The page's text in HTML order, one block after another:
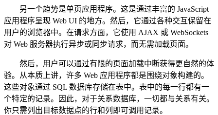
另一个趋势是单页应用程序。这是通过丰富的 JavaScript
应用程序呈现 Web UI 的地方。然后，它通过各种交互保留在
用户的浏览器中。在请求方面，它使用 AJAX 或 WebSockets
对 Web 服务器执行异步或同步请求，而无需加载页面。
然后，用户可以通过有限的页面加载中断获得更自然的体
验。从本质上讲，许多 Web 应用程序都是围绕对象构建的。
这些对象通过 SQL 数据库存储在表中。表中的每一行都有一
个特定的记录。因此，对于关系数据库，一切都与关系有关。
你只需列出目标数据点的行和列即可调用记录。